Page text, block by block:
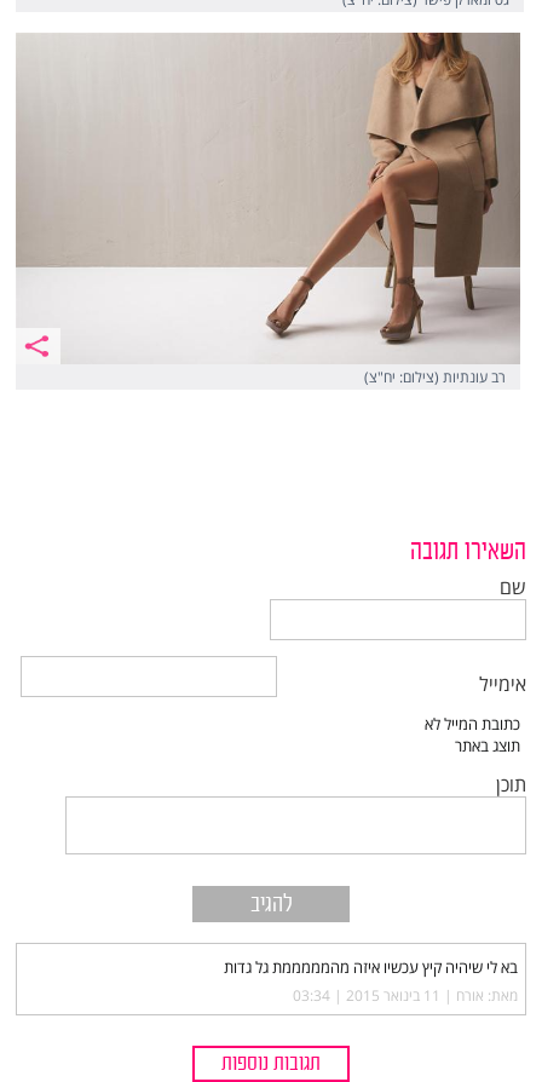
רב עונתיות (צילום: יח"צ)
השאירו תגובה
שם
אימייל
תוכן
בא לי שיהיה קיץ עכשיו איזה מהמממממת גל גדות
מאת: אורח |‏ 11 בינואר 2015 | 03:34
תגובות נוספות